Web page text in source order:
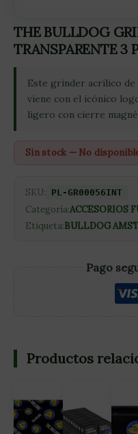
THE BULLDOG
TRANSPARENTE 3
Este grinder acrílico de
viene con el icónico
ligero con cierre
Sin stock — No
SKU: PL-GR00056INT
Categoría:ACCESORIOS
Etiqueta:BULLDOG
Pago
Productos